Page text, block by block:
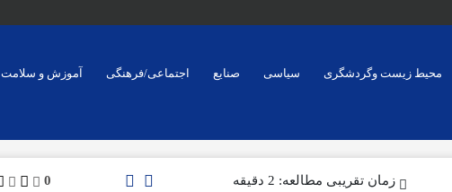
محیط زیست وگردشگری سیاسی صنایع اجتماعی/فرهنگی
آموزش و سلامت
زمان تقریبی مطالعه: 2 دقیقه 0